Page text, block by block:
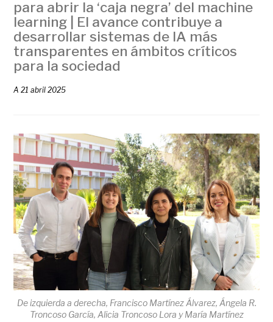
para abrir la ‘caja negra’ del machine
learning | El avance contribuye a
desarrollar sistemas de IA más
transparentes en ámbitos críticos
para la sociedad
A21 abril 2025
De izquierda a derecha, Francisco Martínez Álvarez, Ángela R.
Troncoso García, Alicia Troncoso Lora y María Martínez